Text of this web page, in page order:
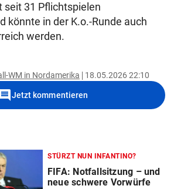
seit 31 Pflichtspielen
könnte in der K.o.-Runde auch
werden.
WM in Nordamerika 18.05.2026 22:10
Jetzt kommentieren
STÜRZT NUN INFANTINO?
FIFA: Notfallsitzung – und
neue schwere Vorwürfe